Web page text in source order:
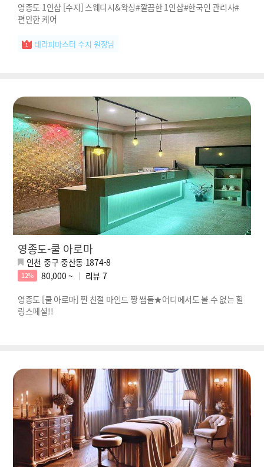
영종도 1인샵 [수지] 스웨디시&왁싱#깔끔한 1인샵#한국인 관리사#
편안한 케어
테라피마스터 수지 원장님
영종도-쿨 아로마
인천 중구 중산동 1874-8
12% 80,000 ~ 리뷰 7
영종도 [쿨 아로마] 찐 친절 마인드 짱 쌤들★어디에서도 볼 수 없는 힐
링스페셜!!